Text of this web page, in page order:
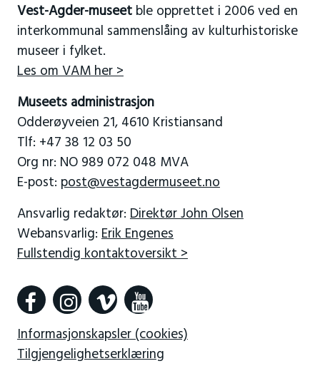
Vest-Agder-museetble opprettet i 2006 ved en
interkommunal sammenslåing av kulturhistoriske
museer i fylket.
Les om VAM her >
Museets administrasjon
Odderøyveien 21, 4610 Kristiansand
Tlf: +47 38 12 03 50
Org nr: NO 989 072 048 MVA
E-post: post@vestagdermuseet.no
Ansvarlig redaktør: Direktør John Olsen
Webansvarlig: Erik Engenes
Fullstendig kontaktoversikt >
Informasjonskapsler (cookies)
Tilgjengelighetserklæring